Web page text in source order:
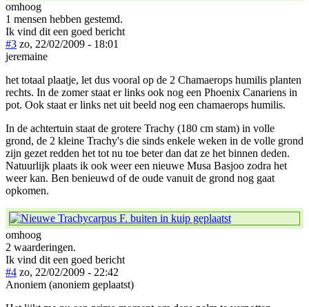
omhoog
1 mensen hebben gestemd.
Ik vind dit een goed bericht
#3 zo, 22/02/2009 - 18:01
jeremaine
het totaal plaatje, let dus vooral op de 2 Chamaerops humilis planten
rechts. In de zomer staat er links ook nog een Phoenix Canariens in
pot. Ook staat er links net uit beeld nog een chamaerops humilis.
In de achtertuin staat de grotere Trachy (180 cm stam) in volle
grond, de 2 kleine Trachy's die sinds enkele weken in de volle grond
zijn gezet redden het tot nu toe beter dan dat ze het binnen deden.
Natuurlijk plaats ik ook weer een nieuwe Musa Basjoo zodra het
weer kan. Ben benieuwd of de oude vanuit de grond nog gaat
opkomen.
omhoog
2 waarderingen.
Ik vind dit een goed bericht
#4 zo, 22/02/2009 - 22:42
Anoniem (anoniem geplaatst)